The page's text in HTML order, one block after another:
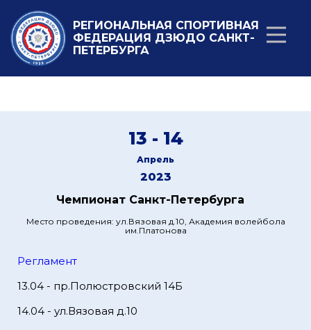
РЕГИОНАЛЬНАЯ СПОРТИВНАЯ
ФЕДЕРАЦИЯ ДЗЮДО САНКТ-
ПЕТЕРБУРГА
13 - 14
Апрель
2023
Чемпионат Санкт-Петербурга
Место проведения: ул.Вязовая д.10, Академия волейбола
им.Платонова
Регламент
13.04 - пр.Полюстровский 14Б
14.04 - ул.Вязовая д.10